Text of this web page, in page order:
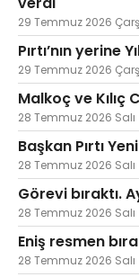
29 Temmuz 2026
Pırtı’nın yerine
29 Temmuz 2026
Malkoç ve Kılıç
28 Temmuz 2026 Salı
Başkan Pırtı
28 Temmuz 2026 Salı
Görevi bıraktı.
28 Temmuz 2026 Salı
Eniş resmen
28 Temmuz 2026 Salı